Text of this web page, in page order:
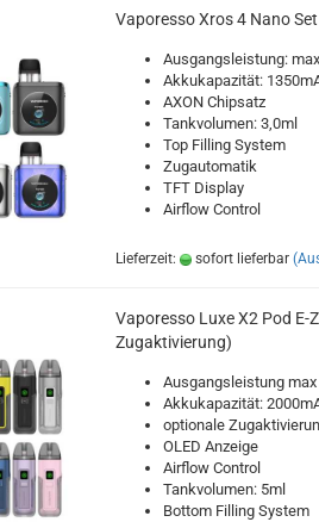
Vaporesso Xros 4 Nano
Ausgangsleistung:
Akkukapazität:
AXON Chipsatz
Tankvolumen: 3,0ml
Top Filling System
Zugautomatik
TFT Display
Airflow Control
Lieferzeit: sofort lieferbar
Vaporesso Luxe X2 Pod
Zugaktivierung)
Ausgangsleistung
Akkukapazität:
optionale
OLED Anzeige
Airflow Control
Tankvolumen: 5ml
Bottom Filling System